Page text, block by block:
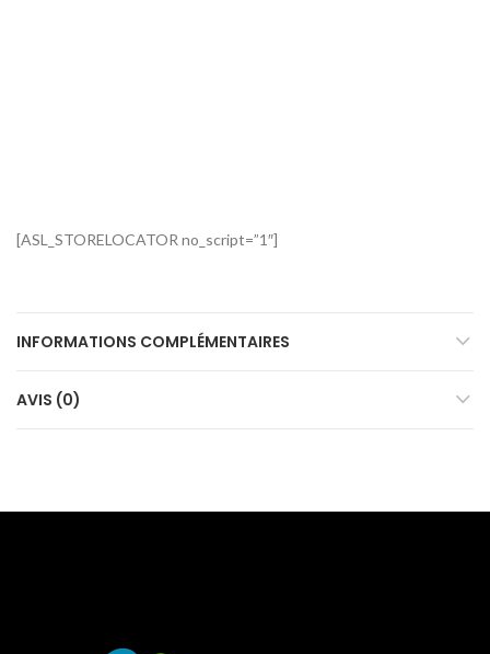
[ASL_STORELOCATOR no_script=”1″]
INFORMATIONS COMPLÉMENTAIRES
AVIS (0)